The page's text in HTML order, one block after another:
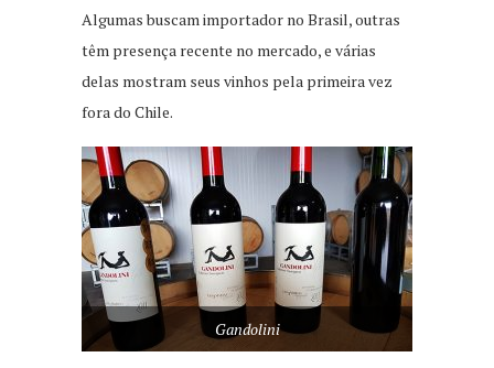
Algumas buscam importador no Brasil, outras
têm presença recente no mercado, e várias
delas mostram seus vinhos pela primeira vez
fora do Chile.
Gandolini